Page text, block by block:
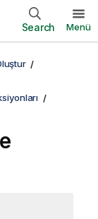
Search Menü